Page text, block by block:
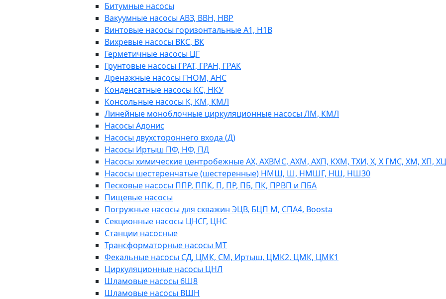
Битумные насосы
Вакуумные насосы АВЗ, ВВН, НВР
Винтовые насосы горизонтальные А1, Н1В
Вихревые насосы ВКС, ВК
Герметичные насосы ЦГ
Грунтовые насосы ГРАТ, ГРАН, ГРАК
Дренажные насосы ГНОМ, АНС
Конденсатные насосы КС, НКУ
Консольные насосы К, КМ, КМЛ
Линейные моноблочные циркуляционные насосы ЛМ, КМЛ
Насосы Адонис
Насосы двухстороннего входа (Д)
Насосы Иртыш ПФ, НФ, ПД
Насосы химические центробежные АХ, АХВМС, АХМ, АХП, КХМ, ТХИ, Х, Х ГМС, ХМ, ХП,
Насосы шестеренчатые (шестеренные) НМШ, Ш, НМШГ, НШ, НШ30
Песковые насосы ППР, ППК, П, ПР, ПБ, ПК, ПРВП и ПБА
Пищевые насосы
Погружные насосы для скважин ЭЦВ, БЦП М, СПА4, Boosta
Секционные насосы ЦНСГ, ЦНС
Станции насосные
Трансформаторные насосы МТ
Фекальные насосы СД, ЦМК, СМ, Иртыш, ЦМК2, ЦМК, ЦМК1
Циркуляционные насосы ЦНЛ
Шламовые насосы 6Ш8
Шламовые насосы ВШН